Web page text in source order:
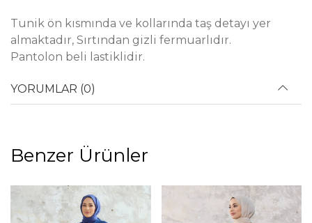
Tunik ön kısmında ve kollarında taş detayı yer
almaktadır, Sırtından gizli fermuarlıdır.
Pantolon beli lastiklidir.
YORUMLAR (0)
Benzer Ürünler